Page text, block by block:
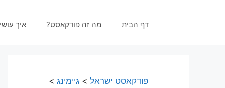
דף הבית מה זה פודקאסט? איך
פודקאסט ישראל > גיימינג >